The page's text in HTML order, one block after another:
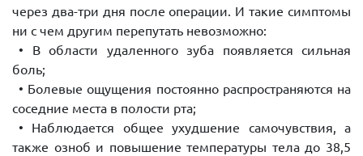
через два-три дня после операции. И такие симптомы
ни с чем другим перепутать невозможно:
• В области удаленного зуба появляется сильная
боль;
• Болевые ощущения постоянно распространяются на
соседние места в полости рта;
• Наблюдается общее ухудшение самочувствия, а
также озноб и повышение температуры тела до 38,5